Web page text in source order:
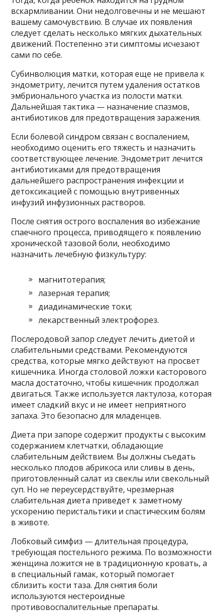
вскармливании. Они недолговечны и не мешают
вашему самочувствию. В случае их появления
следует сделать несколько мягких дыхательных
движений. Постепенно эти симптомы исчезают
сами по себе.
Субинволюция матки, которая еще не привела к
эндометриту, лечится путем удаления остатков
эмбрионального участка из полости матки.
Дальнейшая тактика — назначение спазмов,
антибиотиков для предотвращения заражения.
Если болевой синдром связан с воспалением,
необходимо оценить его тяжесть и назначить
соответствующее лечение. Эндометрит лечится
антибиотиками для предотвращения
дальнейшего распространения инфекции и
детоксикацией с помощью внутривенных
инфузий инфузионных растворов.
После снятия острого воспаления во избежание
спаечного процесса, приводящего к появлению
хронической тазовой боли, необходимо
назначить лечебную физкультуру:
магнитотерапия;
лазерная терапия;
диадинамические токи;
лекарственный электрофорез.
Послеродовой запор следует лечить диетой и
слабительными средствами. Рекомендуются
средства, которые мягко действуют на просвет
кишечника. Иногда столовой ложки касторового
масла достаточно, чтобы кишечник продолжал
двигаться. Также используется лактулоза, которая
имеет сладкий вкус и не имеет неприятного
запаха. Это безопасно для младенцев.
Диета при запоре содержит продукты с высоким
содержанием клетчатки, обладающие
слабительным действием. Вы должны съедать
несколько плодов абрикоса или сливы в день,
приготовленный салат из свеклы или свекольный
суп. Но не переусердствуйте, чрезмерная
слабительная диета приведет к заметному
ускорению перистальтики и спастическим болям
в животе.
Лобковый симфиз — длительная процедура,
требующая постельного режима. По возможности
женщина ложится не в традиционную кровать, а
в специальный гамак, который помогает
сблизить кости таза. Для снятия боли
используются нестероидные
противовоспалительные препараты.